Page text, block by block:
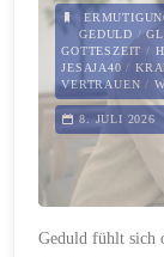
der
GEDULD /
GOTTESZEIT /
JESAJA40 /
VERTRAUEN /
8. JULI 2026
Geduld fühlt sich